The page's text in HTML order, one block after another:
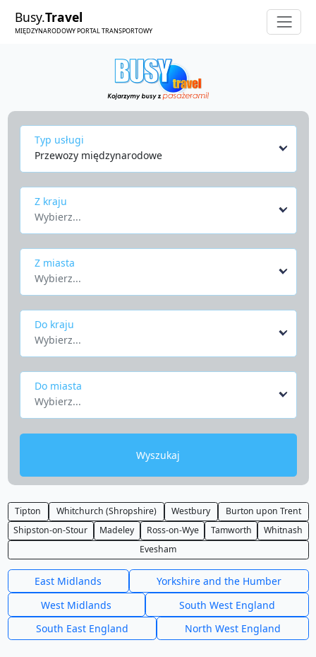
Busy.Travel
MIĘDZYNARODOWY PORTAL TRANSPORTOWY
Typ usługi
Przewozy międzynarodowe
Z kraju
Wybierz...
Z miasta
Wybierz...
Do kraju
Wybierz...
Do miasta
Wybierz...
Wyszukaj
Tipton Whitchurch (Shropshire) Westbury
Burton upon Trent
Shipston-on-Stour
Madeley Ross-on-Wye Tamworth
Whitnash
Evesham
East Midlands
Yorkshire and the Humber
West Midlands
South West England
South East England
North West England